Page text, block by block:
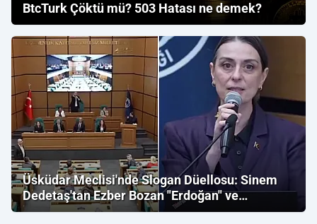
BtcTurk Çöktü mü? 503 Hatası ne demek?
Üsküdar Meclisi'nde Slogan Düellosu: Sinem
Dedetaş'tan Ezber Bozan "Erdoğan" ve
"İmamoğlu" Çıkışı!